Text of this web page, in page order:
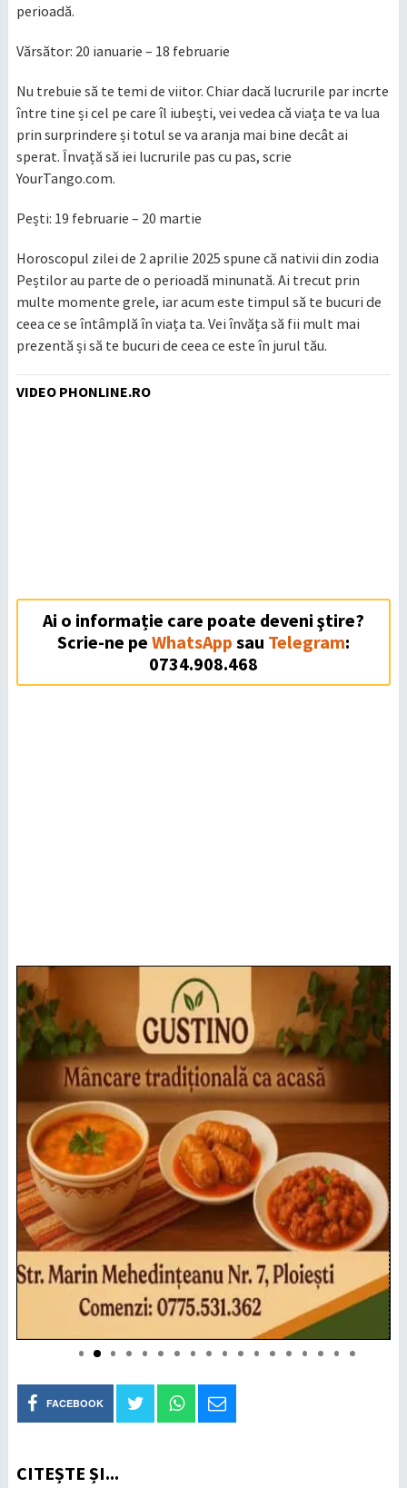
perioadă.
Vărsător: 20 ianuarie – 18 februarie
Nu trebuie să te temi de viitor. Chiar dacă lucrurile par incrte
între tine și cel pe care îl iubești, vei vedea că viața te va lua
prin surprindere și totul se va aranja mai bine decât ai
sperat. Învață să iei lucrurile pas cu pas, scrie
YourTango.com.
Pești: 19 februarie – 20 martie
Horoscopul zilei de 2 aprilie 2025 spune că nativii din zodia
Peștilor au parte de o perioadă minunată. Ai trecut prin
multe momente grele, iar acum este timpul să te bucuri de
ceea ce se întâmplă în viața ta. Vei învăța să fii mult mai
prezentă și să te bucuri de ceea ce este în jurul tău.
VIDEO PHONLINE.RO
Ai o informație care poate deveni ştire?
Scrie-ne pe WhatsApp sau Telegram:
0734.908.468
FACEBOOK
CITEȘTE ȘI...